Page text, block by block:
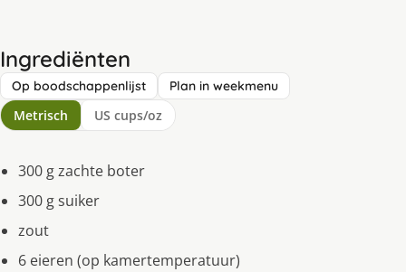
Ingrediënten
Op boodschappenlijst Plan in weekmenu
Metrisch US cups/oz
300 g zachte boter
300 g suiker
zout
6 eieren (op kamertemperatuur)